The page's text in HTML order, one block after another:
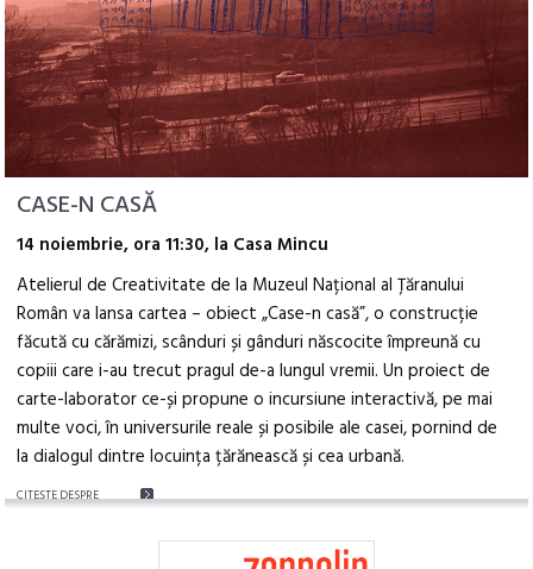
CASE-N CASĂ
14 noiembrie, ora 11:30, la Casa Mincu
Atelierul de Creativitate de la Muzeul Național al Țăranului
Român va lansa cartea – obiect „Case-n casă”, o construcție
făcută cu cărămizi, scânduri și gânduri născocite împreună cu
copiii care i-au trecut pragul de-a lungul vremii. Un proiect de
carte-laborator ce-și propune o incursiune interactivă, pe mai
multe voci, în universurile reale și posibile ale casei, pornind de
la dialogul dintre locuința țărănească și cea urbană.
CITEŞTE DESPRE